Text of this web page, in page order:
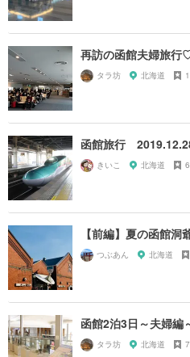
再訪の函館夫婦旅
タラ坊 北海道 1
函館旅行
きいこ 北海道 6
【前編】夏の函館
つぶあん 北海道
函館2泊3日～夫婦編
タラ坊 北海道 7